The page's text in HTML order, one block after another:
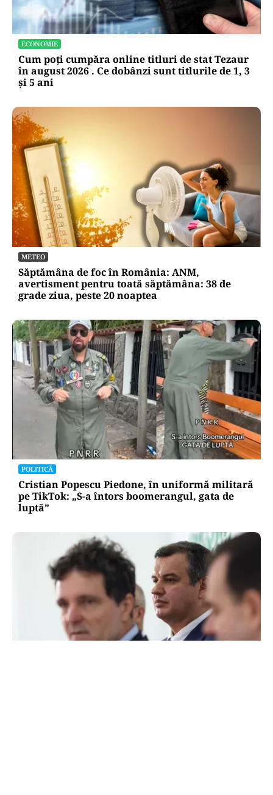
ECONOMIE
Cum poți cumpăra online titluri de stat Tezaur
în august 2026 . Ce dobânzi sunt titlurile de 1, 3
și 5 ani
METEO
Săptămâna de foc în România: ANM,
avertisment pentru toată săptămâna: 38 de
grade ziua, peste 20 noaptea
POLITICĂ
Cristian Popescu Piedone, în uniformă militară
pe TikTok: „S-a întors boomerangul, gata de
luptă”